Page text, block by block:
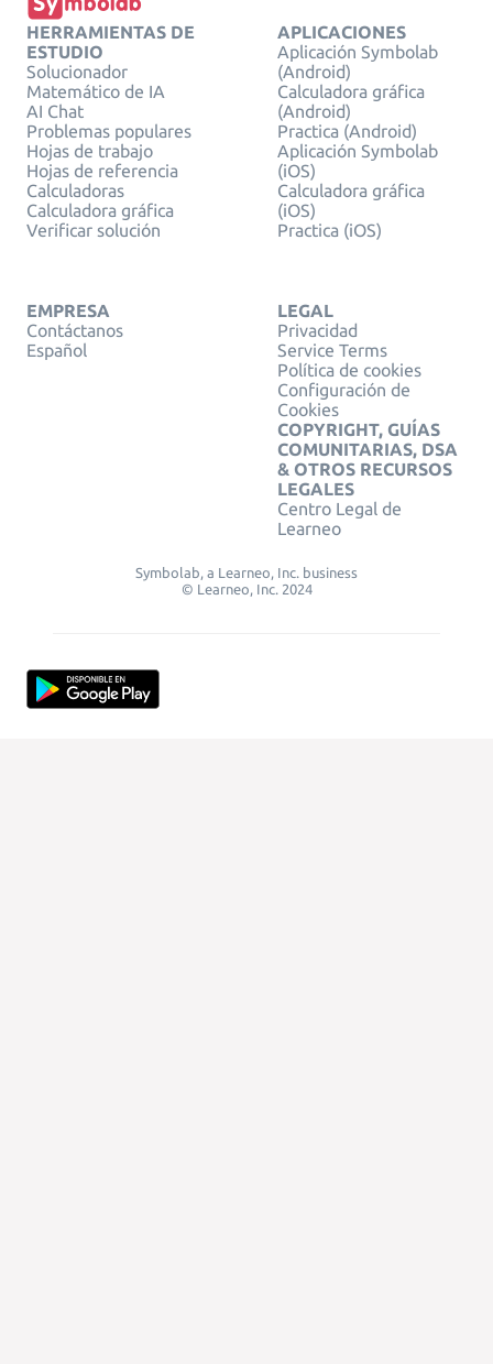
HERRAMIENTAS DE
ESTUDIO
Solucionador
Matemático de IA
AI Chat
Problemas populares
Hojas de trabajo
Hojas de referencia
Calculadoras
Calculadora gráfica
Verificar solución
APLICACIONES
Aplicación Symbolab
(Android)
Calculadora gráfica
(Android)
Practica (Android)
Aplicación Symbolab
(iOS)
Calculadora gráfica
(iOS)
Practica (iOS)
EMPRESA
Contáctanos
Español
LEGAL
Privacidad
Service Terms
Política de cookies
Configuración de
Cookies
COPYRIGHT, GUÍAS
COMUNITARIAS, DSA
& OTROS RECURSOS
LEGALES
Centro Legal de
Learneo
Symbolab, a Learneo, Inc. business
© Learneo, Inc. 2024